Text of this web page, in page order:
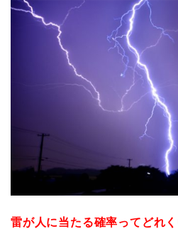
雷が人に当たる確率ってどれ